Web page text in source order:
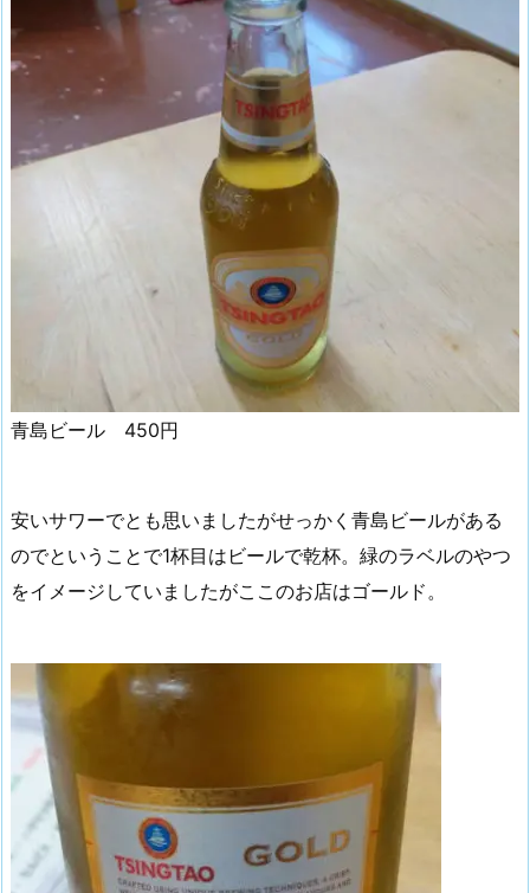
青島ビール 450円
安いサワーでとも思いましたがせっかく青島ビールがある
のでということで1杯目はビールで乾杯。緑のラベルのやつ
をイメージしていましたがここのお店はゴールド。